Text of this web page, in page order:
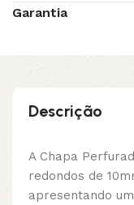
Garantia
Descrição
A Chapa
redondos de
apresentando